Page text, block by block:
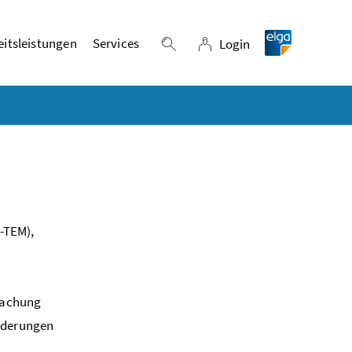
Services Suche einblenden
Login
Login